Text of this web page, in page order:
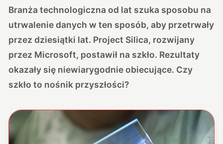
Branża technologiczna od lat szuka sposobu na
utrwalenie danych w ten sposób, aby przetrwały
przez dziesiątki lat. Project Silica, rozwijany
przez Microsoft, postawił na szkło. Rezultaty
okazały się niewiarygodnie obiecujące. Czy
szkło to nośnik przyszłości?